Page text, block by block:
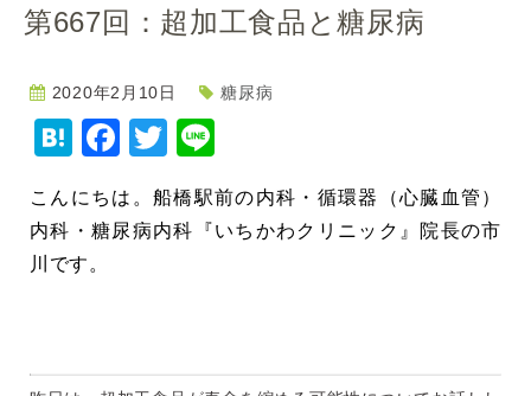
第667回：超加工食品と糖尿病
2020年2月10日 糖尿病
Hatena
Facebook
Twitter
こんにちは。 船橋駅前の内科・循環器（心臓血管）
内科・糖尿病内科『いちかわクリニック』院長の市
川です。